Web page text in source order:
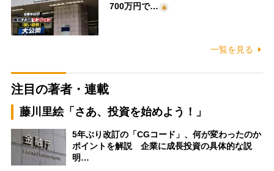
700万円で…
一覧を見る
注目の著者・連載
藤川里絵「さあ、投資を始めよう！」
5年ぶり改訂の「CGコード」、何が変わったのか
ポイントを解説 企業に成長投資の具体的な説
明…